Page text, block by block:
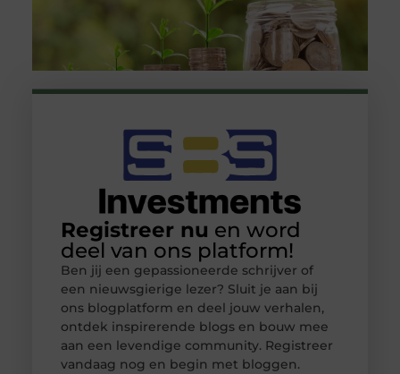
Registreer nu en word
deel van ons platform!
Ben jij een gepassioneerde schrijver of
een nieuwsgierige lezer? Sluit je aan bij
ons blogplatform en deel jouw verhalen,
ontdek inspirerende blogs en bouw mee
aan een levendige community. Registreer
vandaag nog en begin met bloggen.